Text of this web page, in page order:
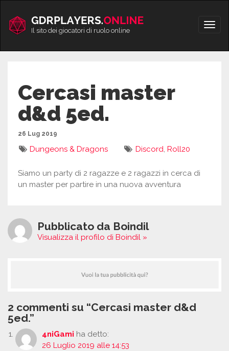
contenuto
Apri/
Il sito dei giocatori di ruolo online
Cercasi master
d&d 5ed.
26 Lug 2019
Dungeons & Dragons Discord, Roll20
Siamo un party di 2 ragazze e 2 ragazzi in cerca di
un master per partire in una nuova avventura
Pubblicato da Boindil
Visualizza il profilo di Boindil »
2 commenti su “Cercasi master d&d
5ed.”
4niGami ha detto:
26 Luglio 2019 alle 14:53